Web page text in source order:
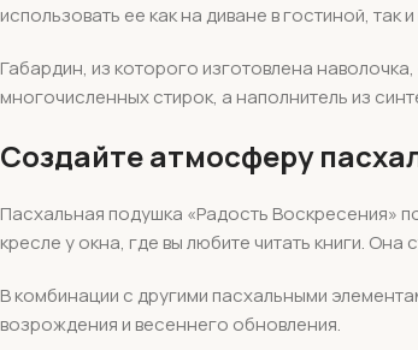
использовать ее как на диване в гостиной,
Габардин, из которого изготовлена
многочисленных стирок, а наполнитель из
Создайте атмосферу
Пасхальная подушка «Радость Воскресения»
кресле у окна, где вы любите читать книги.
В комбинации с другими пасхальными
возрождения и весеннего обновления.